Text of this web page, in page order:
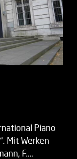
Piano
Mit Werken
F.…